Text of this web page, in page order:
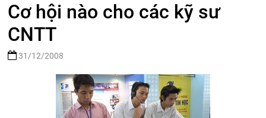
Cơ hội nào cho các kỹ sư
CNTT
31/12/2008